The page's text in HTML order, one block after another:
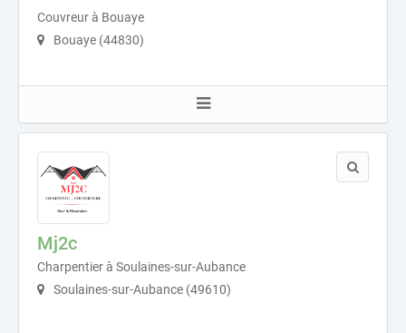
Couvreur à Bouaye
Bouaye (44830)
Mj2c
Charpentier à Soulaines-sur-Aubance
Soulaines-sur-Aubance (49610)